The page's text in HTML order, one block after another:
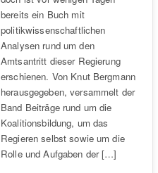
bereits ein Buch mit
politikwissenschaftlichen
Analysen rund um den
Amtsantritt dieser Regierung
erschienen. Von Knut Bergmann
herausgegeben, versammelt der
Band Beiträge rund um die
Koalitionsbildung, um das
Regieren selbst sowie um die
Rolle und Aufgaben der […]